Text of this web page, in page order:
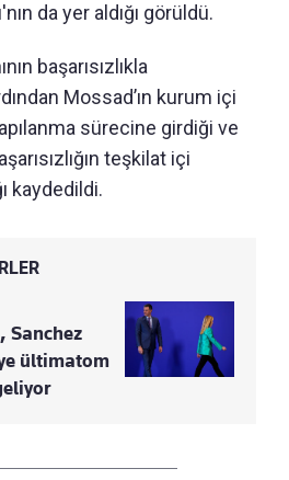
da yer aldığı görüldü.
başarısızlıkla
Mossad’ın kurum içi
sürecine girdiği ve
teşkilat içi
kaydedildi.
Sanchez
ültimatom